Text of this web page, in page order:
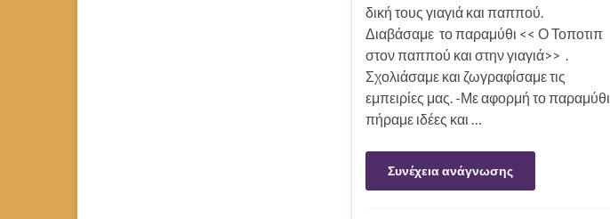
δική τους γιαγιά και παππού.
Διαβάσαμε το παραμύθι << Ο Τοποτιπ
στον παππού και στην γιαγιά>> .
Σχολιάσαμε και ζωγραφίσαμε τις
εμπειρίες μας. -Με αφορμή το παραμύθι
πήραμε ιδέες και …
Συνέχεια ανάγνωσης